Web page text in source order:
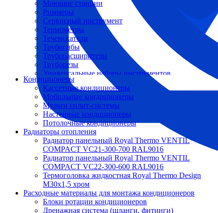
Моющие станции
Риммеры
Сервисный инструмент
Термометры
Течеискатели
Трубогибы
Труборасширители
Труборезы
Универсальные наборы инструментов
Кондиционеры
Кассетные кондиционеры
Мобильные кондиционеры
Мульти сплит-системы
Настенные кондиционеры
Потолочные кондиционеры
Радиаторы отопления
Радиатор панельный Royal Thermo VENTIL
COMPACT VC21-300-700 RAL9016
Радиатор панельный Royal Thermo VENTIL
COMPACT VC22-300-600 RAL9016
Термоголовка жидкостная Royal Thermo Design
M30х1,5 хром
Расходные материалы для монтажа кондиционеров
Блоки ротации кондиционеров
Дренажная система (шланги, фитинги)